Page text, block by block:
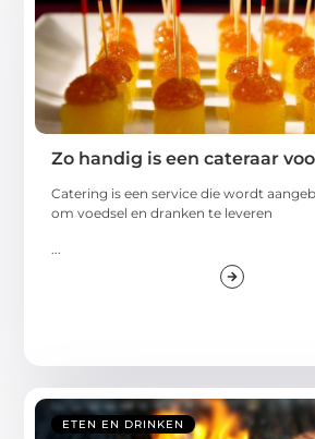
Zo handig is een cateraar
Catering is een service die wordt
om voedsel en dranken te leveren
ETEN EN DRINKEN